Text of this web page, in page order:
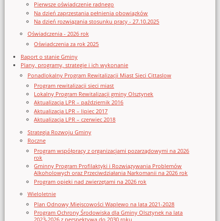
Pierwsze oświadczenie radnego
Na dzień zaprzestania pełnienia obowiązków
Na dzień rozwiązania stosunku pracy - 27.10.2025
Oświadczenia - 2026 rok
Oświadczenia za rok 2025
Raport o stanie Gminy
Plany, programy, strategie i ich wykonanie
Ponadlokalny Program Rewitalizacji Miast Sieci Cittaslow
Program rewitalizacji sieci miast
Lokalny Program Rewitalizacji gminy Olsztynek
Aktualizacja LPR – październik 2016
Aktualizacja LPR – lipiec 2017
Aktualizacja LPR – czerwiec 2018
Strategia Rozwoju Gminy
Roczne
Program współpracy z organizacjami pozarządowymi na 2026
rok
Gminny Program Profilaktyki i Rozwiązywania Problemów
Alkoholowych oraz Przeciwdziałania Narkomanii na 2026 rok
Program opieki nad zwierzętami na 2026 rok
Wieloletnie
Plan Odnowy Miejscowości Waplewo na lata 2021-2028
Program Ochrony Środowiska dla Gminy Olsztynek na lata
2023-2026 z perspektywą do 2030 roku